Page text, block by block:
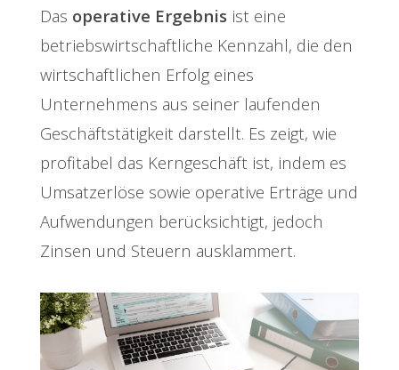
Das operative Ergebnis ist eine
betriebswirtschaftliche Kennzahl, die den
wirtschaftlichen Erfolg eines
Unternehmens aus seiner laufenden
Geschäftstätigkeit darstellt. Es zeigt, wie
profitabel das Kerngeschäft ist, indem es
Umsatzerlöse sowie operative Erträge und
Aufwendungen berücksichtigt, jedoch
Zinsen und Steuern ausklammert.